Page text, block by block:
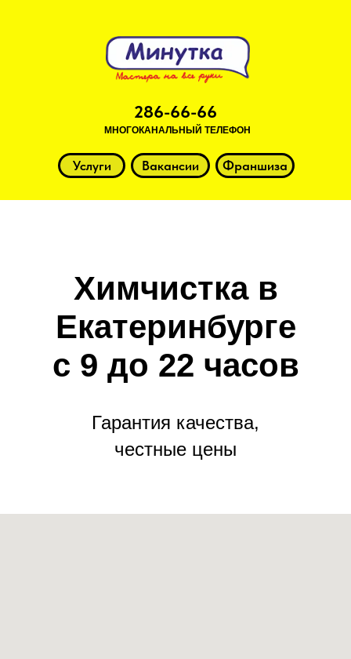
286-66-66
МНОГОКАНАЛЬНЫЙ ТЕЛЕФОН
Услуги Вакансии Франшиза
Химчистка в
Екатеринбурге
с 9 до 22 часов
Гарантия качества,
честные цены